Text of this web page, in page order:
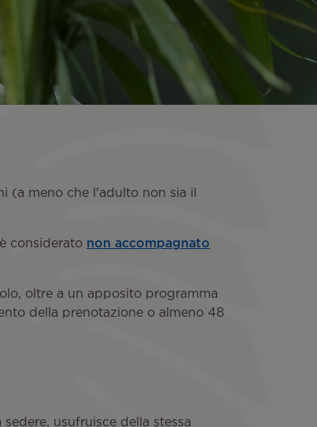
(a meno che l'adulto non sia il
considerato non accompagnato
oltre a un apposito programma
della prenotazione o almeno 48
usufruisce della stessa